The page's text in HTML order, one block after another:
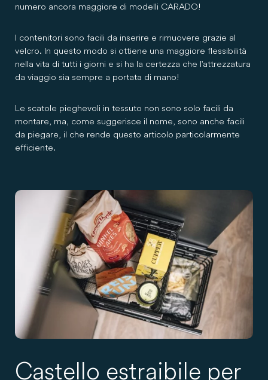
numero ancora maggiore di modelli CARADO!
I contenitori sono facili da inserire e rimuovere grazie al
velcro. In questo modo si ottiene una maggiore flessibilità
nella vita di tutti i giorni e si ha la certezza che l'attrezzatura
da viaggio sia sempre a portata di mano!
Le scatole pieghevoli in tessuto non sono solo facili da
montare, ma, come suggerisce il nome, sono anche facili
da piegare, il che rende questo articolo particolarmente
efficiente.
Castello estraibile per